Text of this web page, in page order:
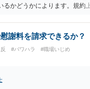
預貯金、不動産などの財産
す。また、現在は弁護士報酬
士によっても費用は変わっ
るかどうかによります。規約
、裁判等で争点となった場合
となり、請求が認められない
ては労務を提供しているのに
契約違反となりますので請求
については、休日・時間外労
は確認する必要があるかと存
、具体的な言動の内容によ
謝料を請求できるか？
#パワハラ #職場いじめ